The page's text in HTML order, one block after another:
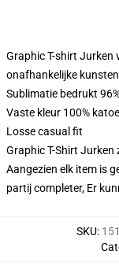
Graphic T-shirt Jurken
onafhankelijke
Sublimatie bedrukt
Vaste kleur 100%
Losse casual fit
Graphic T-Shirt Jurken
Aangezien elk item is
partij completer, Er
SKU: